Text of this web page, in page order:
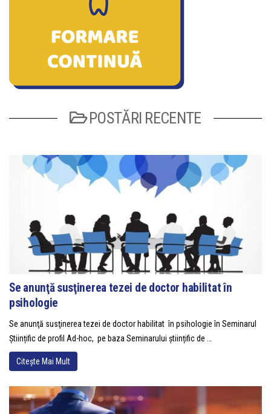
POSTĂRI RECENTE
Se anunţă susţinerea tezei de doctor habilitat în
psihologie
Se anunţă susţinerea tezei de doctor habilitat în psihologie în Seminarul
Științific de profil Ad-hoc, pe baza Seminarului științific de …
Citește Mai Mult